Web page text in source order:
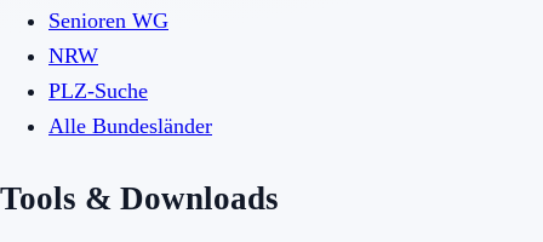
Senioren WG
NRW
PLZ-Suche
Alle Bundesländer
Tools & Downloads